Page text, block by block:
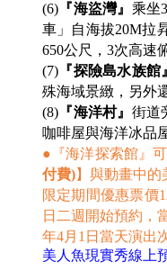
(6) 『海盜灣』 乘坐
車」自海拔20M拉
650公尺，3次高速
(7) 『探險島水族館
殊海域景緻，另外
(8) 『海洋村』 街道
咖啡屋與海洋冰品
●『海洋探索館』
付費)】與動畫中的
限定期間優惠票價
日二週開始預約，
年4月1日當天演出
美人魚現實秀線上